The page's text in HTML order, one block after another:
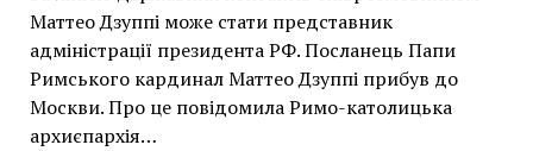
Маттео Дзуппі може стати представник
адміністрації президента РФ. Посланець Папи
Римського кардинал Маттео Дзуппі прибув до
Москви. Про це повідомила Римо-католицька
архиєпархія…